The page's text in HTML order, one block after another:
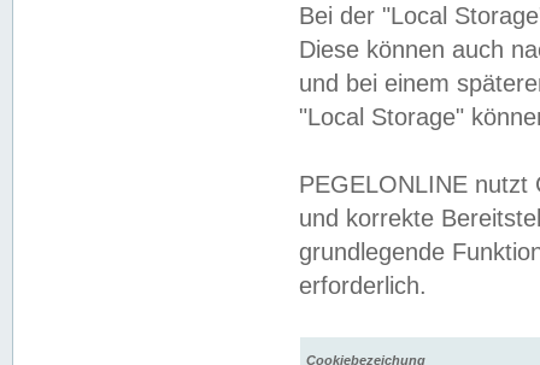
Bei der "Local
Diese können auch
und bei einem
"Local Storage"
PEGELONLINE nutzt
und korrekte
grundlegende
erforderlich.
Cookiebezeichung